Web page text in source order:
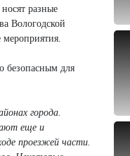
разные
Вологодской
безопасным для
города.
еще и
проезжей части.